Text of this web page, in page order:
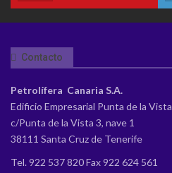
Contacto
Petrolífera Canaria S.A.
Edificio Empresarial Punta de la Vista
c/Punta de la Vista 3, nave 1
38111 Santa Cruz de Tenerife
Tel. 922 537 820 Fax 922 624 561